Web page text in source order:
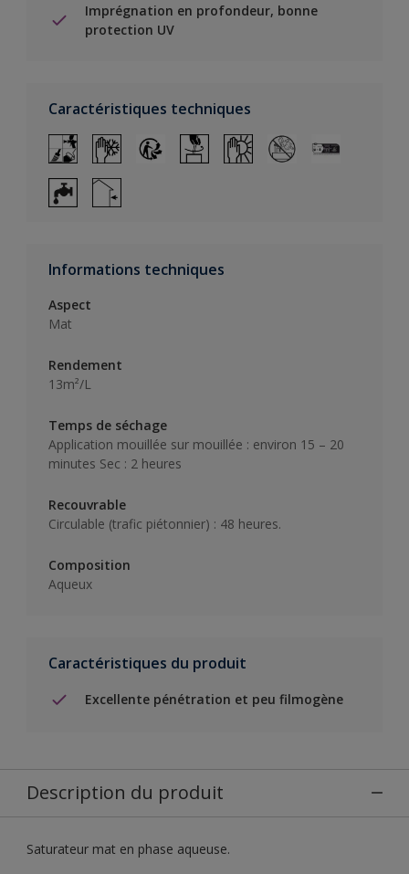
Imprégnation en profondeur, bonne
protection UV
Caractéristiques techniques
Informations techniques
Aspect
Mat
Rendement
13m²/L
Temps de séchage
Application mouillée sur mouillée : environ 15 – 20
minutes Sec : 2 heures
Recouvrable
Circulable (trafic piétonnier) : 48 heures.
Composition
Aqueux
Caractéristiques du produit
Excellente pénétration et peu filmogène
Description du produit
Saturateur mat en phase aqueuse.